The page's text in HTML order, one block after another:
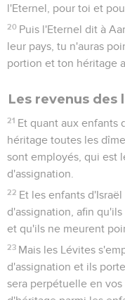
l'Eternel, pour toi et
20 Puis l'Eternel dit à
leur pays, tu n'auras
portion et ton héritage
Les revenus des
21 Et quant aux enfants
héritage toutes les
sont employés, qui est
d'assignation.
22 Et les enfants
d'assignation, afin
et qu'ils ne meurent
23 Mais les Lévites
d'assignation et ils
sera perpétuelle en